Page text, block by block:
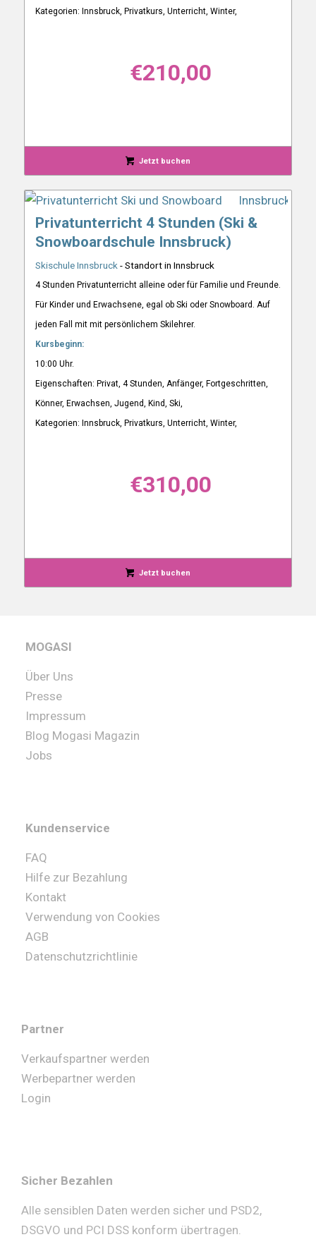
Kategorien: Innsbruck, Privatkurs, Unterricht, Winter,
€210,00
Jetzt buchen
Privatunterricht 4 Stunden (Ski &
Snowboardschule Innsbruck)
Skischule Innsbruck - Standort in Innsbruck
4 Stunden Privatunterricht alleine oder für Familie und Freunde.
Für Kinder und Erwachsene, egal ob Ski oder Snowboard. Auf
jeden Fall mit mit persönlichem Skilehrer.
Kursbeginn:
10:00 Uhr.
Eigenschaften: Privat, 4 Stunden, Anfänger, Fortgeschritten,
Könner, Erwachsen, Jugend, Kind, Ski,
Kategorien: Innsbruck, Privatkurs, Unterricht, Winter,
€310,00
Jetzt buchen
MOGASI
Über Uns
Presse
Impressum
Blog Mogasi Magazin
Jobs
Kundenservice
FAQ
Hilfe zur Bezahlung
Kontakt
Verwendung von Cookies
AGB
Datenschutzrichtlinie
Partner
Verkaufspartner werden
Werbepartner werden
Login
Sicher Bezahlen
Alle sensiblen Daten werden sicher und PSD2,
DSGVO und PCI DSS konform übertragen.